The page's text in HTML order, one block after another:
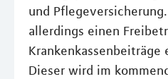
und
allerdings einen
Krankenkassenbeiträge
Dieser wird im